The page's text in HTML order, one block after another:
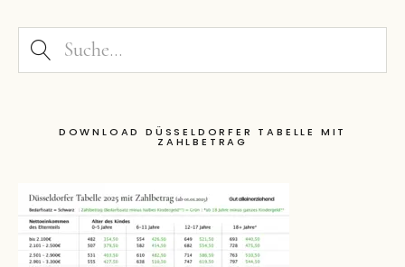
DOWNLOAD DÜSSELDORFER TABELLE MIT
ZAHLBETRAG